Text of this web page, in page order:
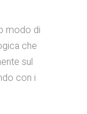
modo di
che
sul
con i